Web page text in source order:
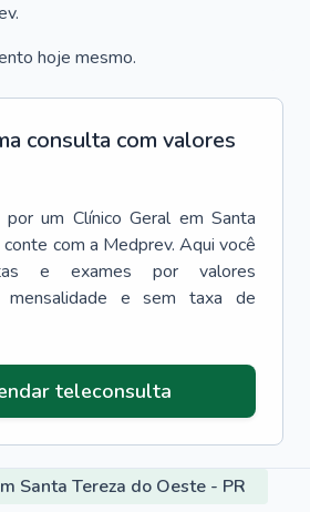
hoje mesmo.
consulta com valores
por um Clínico Geral em Santa
conte com a Medprev. Aqui você
e exames por valores
mensalidade e sem taxa de
teleconsulta
Santa Tereza do Oeste - PR